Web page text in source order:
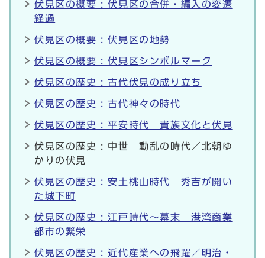
伏見区の概要 : 伏見区の合併・編入の変遷
経過
伏見区の概要 : 伏見区の地勢
伏見区の概要 : 伏見区シンボルマーク
伏見区の歴史 : 古代伏見の成り立ち
伏見区の歴史 : 古代神々の時代
伏見区の歴史 : 平安時代 貴族文化と伏見
伏見区の歴史 : 中世 動乱の時代／北朝ゆ
かりの伏見
伏見区の歴史 : 安土桃山時代 秀吉が開い
た城下町
伏見区の歴史 : 江戸時代～幕末 港湾商業
都市の繁栄
伏見区の歴史 : 近代産業への飛躍／明治・